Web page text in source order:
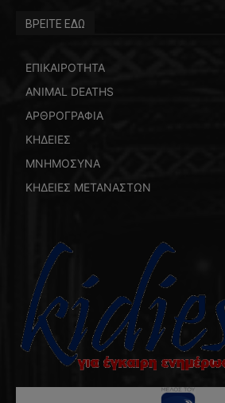
ΒΡΕΙΤΕ ΕΔΩ
ΕΠΙΚΑΙΡΟΤΗΤΑ
ANIMAL DEATHS
ΑΡΘΡΟΓΡΑΦΙΑ
ΚΗΔΕΙΕΣ
ΜΝΗΜΟΣΥΝΑ
ΚΗΔΕΙΕΣ ΜΕΤΑΝΑΣΤΩΝ